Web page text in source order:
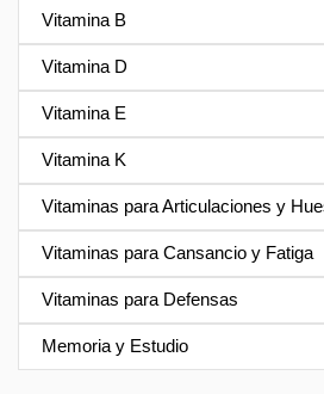
Vitamina B
Vitamina D
Vitamina E
Vitamina K
Vitaminas para Articulaciones y
Vitaminas para Cansancio y Fatiga
Vitaminas para Defensas
Memoria y Estudio